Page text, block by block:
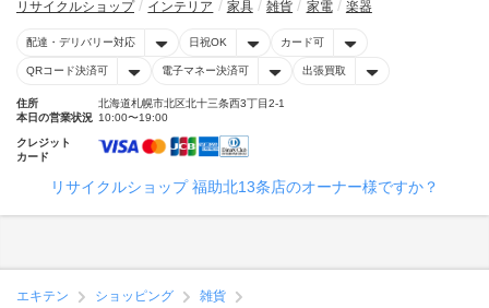
リサイクルショップ インテリア 家具 雑貨 家電 楽器
配達・デリバリー対応 日祝OK カード可
QRコード決済可 電子マネー決済可 出張買取
住所
北海道札幌市北区北十三条西3丁目2-1
本日の営業状況 10:00〜19:00
クレジット
カード
リサイクルショップ 福助北13条店のオーナー様ですか？
エキテン ショッピング
雑貨